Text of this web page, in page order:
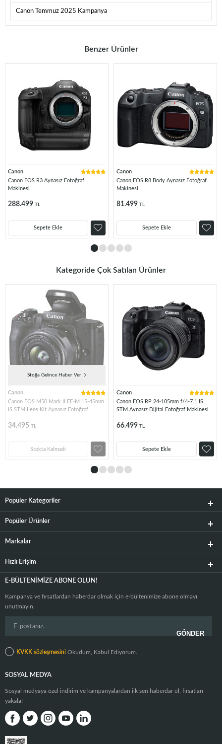
Canon Temmuz 2025 Kampanya
Benzer Ürünler
Canon
Canon EOS R3 Aynasız Fotoğraf
Makinesi
288.499 TL
Sepete Ekle
Canon
Canon EOS R8 Body Aynasız Fotoğraf
Makinesi
81.499 TL
Sepete Ekle
Kategoride Çok Satılan Ürünler
Stoğa Gelince Haber Ver
Canon
Canon EOS M50 Mark II EF-M 15-45mm
IS STM Lens Kit Aynasız Fotoğraf
34.495 TL
Stokta Kalmadı
Canon
Canon EOS RP 24-105mm f/4-7.1 IS
STM Aynasız Dijital Fotoğraf Makinesi
66.499 TL
Sepete Ekle
Popüler Kategoriler
Popüler Ürünler
Markalar
Hızlı Erişim
E-BÜLTENIMIZE ABONE OLUN!
Kampanya ve fırsatlardan haberdar olmak için e-bültenimize abone olmayı
unutmayın.
KVKK sözleşmesini Okudum, Kabul Ediyorum.
SOSYAL MEDYA
Sosyal medyaya özel indirim ve kampanyalardan ilk sen haberdar ol, fırsatları
yakala!